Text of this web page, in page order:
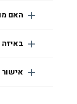
האם
באיזה